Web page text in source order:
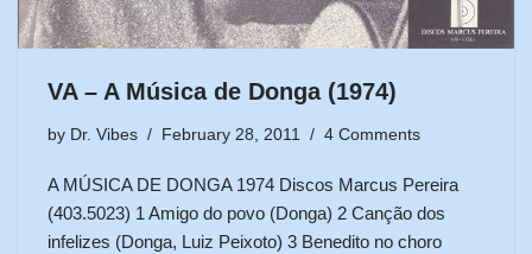
VA – A Música de Donga (1974)
by Dr. Vibes February 28, 2011 4 Comments
A MÚSICA DE DONGA 1974 Discos Marcus Pereira
(403.5023) 1 Amigo do povo (Donga) 2 Canção dos
infelizes (Donga, Luiz Peixoto) 3 Benedito no choro